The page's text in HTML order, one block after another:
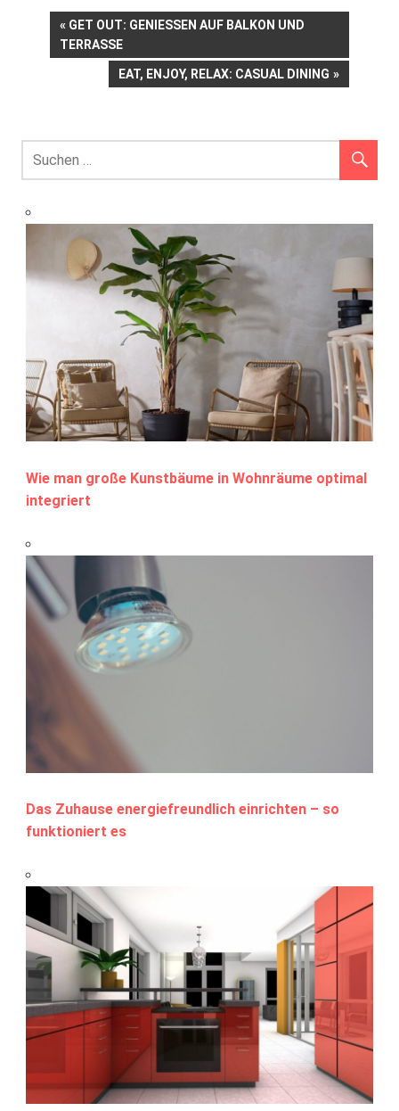
Beitrags-
Navigation
VORHERIGER
BEITRAG:
GET OUT: GENIESSEN AUF BALKON UND T
ERRASSE
NÄCHSTER
EAT, ENJOY, RELAX: CASUAL DINING
Wie man große Kunstbäume in Wohnräume optimal
integriert
Das Zuhause energiefreundlich einrichten – so
funktioniert es